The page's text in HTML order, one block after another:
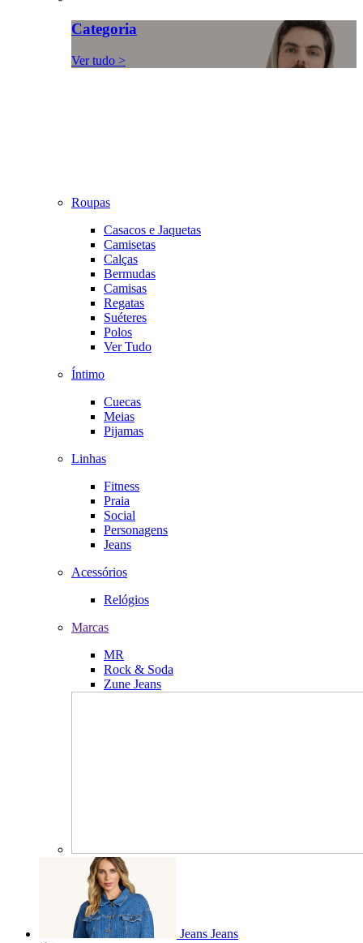
Categoria
Ver tudo >
Roupas
Casacos e Jaquetas
Camisetas
Calças
Bermudas
Camisas
Regatas
Suéteres
Polos
Ver Tudo
Íntimo
Cuecas
Meias
Pijamas
Linhas
Fitness
Praia
Social
Personagens
Jeans
Acessórios
Relógios
Marcas
MR
Rock & Soda
Zune Jeans
Jeans Jeans